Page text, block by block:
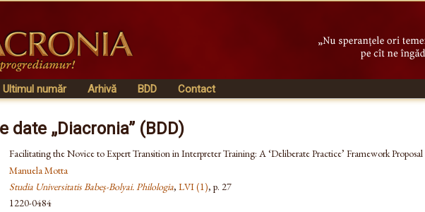
Ultimul număr Arhivă BDD Contact
date „Diacronia” (BDD)
Facilitating the Novice to Expert Transition in Interpreter Training: A ‘Deliberate Practice’ Framework Proposal
Manuela Motta
Studia Universitatis Babeș-Bolyai. Philologia, LVI (1), p. 27
1220-0484